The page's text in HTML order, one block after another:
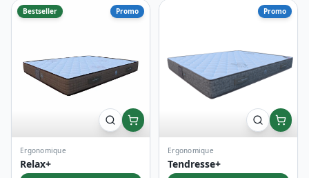
Bestseller Promo
Ergonomique
Relax+
Promo
Ergonomique
Tendresse+